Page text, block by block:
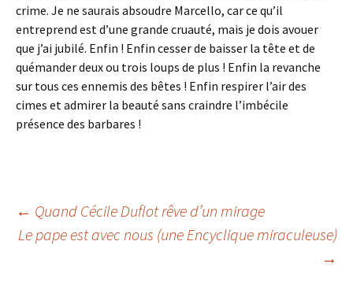
crime. Je ne saurais absoudre Marcello, car ce qu’il
entreprend est d’une grande cruauté, mais je dois avouer
que j’ai jubilé. Enfin ! Enfin cesser de baisser la tête et de
quémander deux ou trois loups de plus ! Enfin la revanche
sur tous ces ennemis des bêtes ! Enfin respirer l’air des
cimes et admirer la beauté sans craindre l’imbécile
présence des barbares !
Navigation
← Quand Cécile Duflot rêve d’un mirage
Le pape est avec nous (une Encyclique miraculeuse)
→